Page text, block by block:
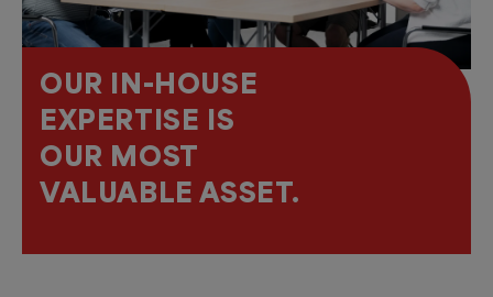
OUR IN-HOUSE
EXPERTISE IS
OUR MOST
VALUABLE ASSET.